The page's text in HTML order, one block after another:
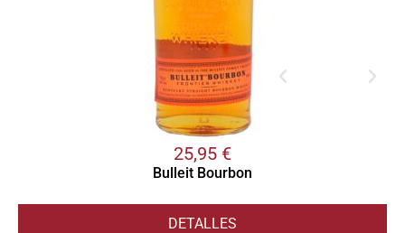
25,95 €
Bulleit Bourbon
DETALLES